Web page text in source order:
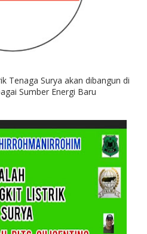
Tenaga Surya akan dibangun di
Sumber Energi Baru